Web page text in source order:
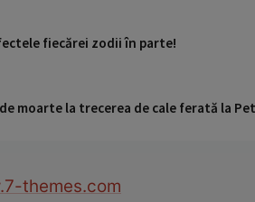
fiecărei zodii în parte!
moarte la trecerea de cale ferată la
themes.com